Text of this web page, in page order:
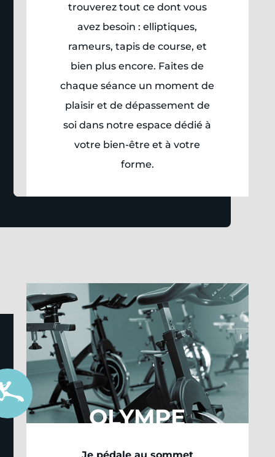
trouverez tout ce dont vous
avez besoin : elliptiques,
rameurs, tapis de course, et
bien plus encore. Faites de
chaque séance un moment de
plaisir et de dépassement de
soi dans notre espace dédié à
votre bien-être et à votre
forme.
OLYMPE